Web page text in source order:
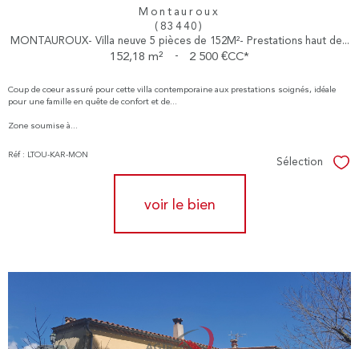
Montauroux
(83440)
MONTAUROUX- Villa neuve 5 pièces de 152M²- Prestations haut de...
152,18 m² - 2 500 €CC*
Coup de coeur assuré pour cette villa contemporaine aux prestations soignés, idéale
pour une famille en quête de confort et de...
Zone soumise à...
Réf : LTOU-KAR-MON
Sélection
voir le bien